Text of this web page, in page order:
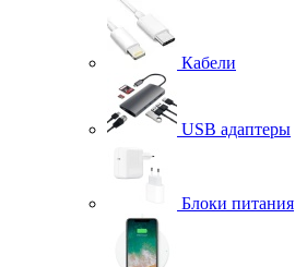
Кабели
USB адаптеры
Блоки питания